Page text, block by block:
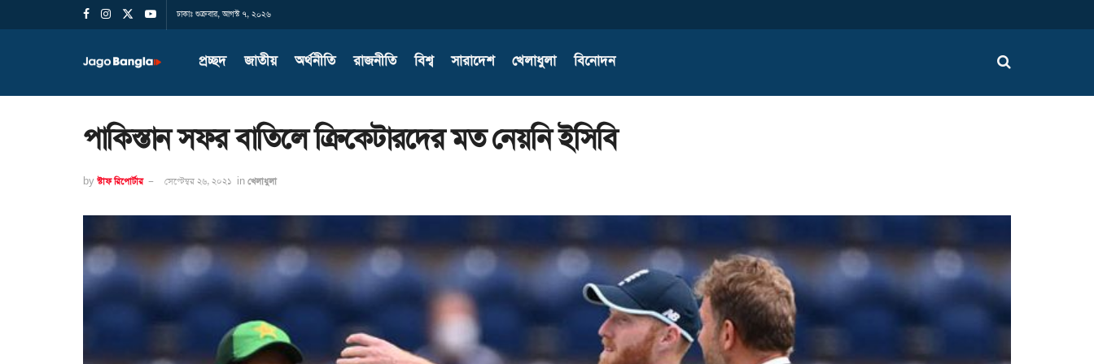
ঢাকাঃ শুক্রবার, আগস্ট ৭, ২০২৬
প্রচ্ছদ জাতীয় অর্থনীতি রাজনীতি বিশ্ব সারাদেশ খেলাধুলা বিনোদন
পাকিস্তান সফর বাতিলে ক্রিকেটারদের মত নেয়নি ইসিবি
by স্টাফ রিপোর্টার সেপ্টেম্বর ২৬, ২০২১ in খেলাধুলা